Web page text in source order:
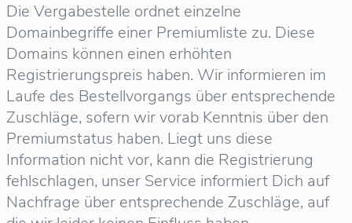
Die Vergabestelle ordnet einzelne
Domainbegriffe einer Premiumliste zu. Diese
Domains können einen erhöhten
Registrierungspreis haben. Wir informieren im
Laufe des Bestellvorgangs über entsprechende
Zuschläge, sofern wir vorab Kenntnis über den
Premiumstatus haben. Liegt uns diese
Information nicht vor, kann die Registrierung
fehlschlagen, unser Service informiert Dich auf
Nachfrage über entsprechende Zuschläge, auf